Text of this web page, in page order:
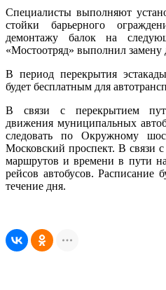
Специалисты выполняют
стойки барьерного
демонтажу балок на
«Мостоотряд» выполнил замену
В период перекрытия
будет бесплатным для
В связи с перекрытием
движения муниципальных
следовать по Окружному
Московский проспект. В связи
маршрутов и времени в пути на
рейсов автобусов. Расписание
течение дня.